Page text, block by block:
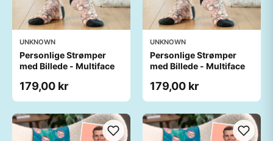
UNKNOWN
Personlige Strømper
med Billede - Multiface
179,00 kr
UNKNOWN
Personlige Strømper
med Billede - Multiface
179,00 kr